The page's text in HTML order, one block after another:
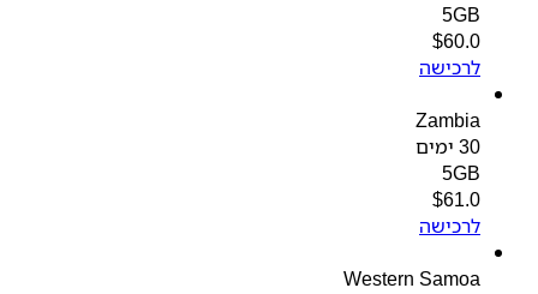
5GB
$60.0
לרכישה
Zambia
5GB
$61.0
לרכישה
Western Samoa